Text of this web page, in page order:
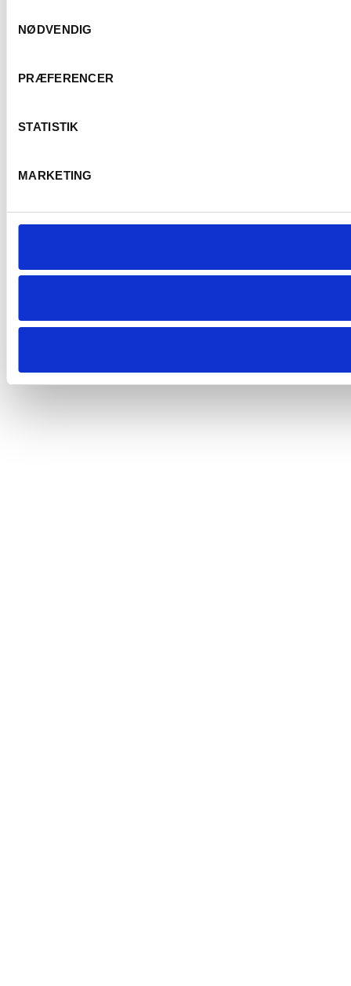
NØDVENDIG
PRÆFERENCER
STATISTIK
MARKETING